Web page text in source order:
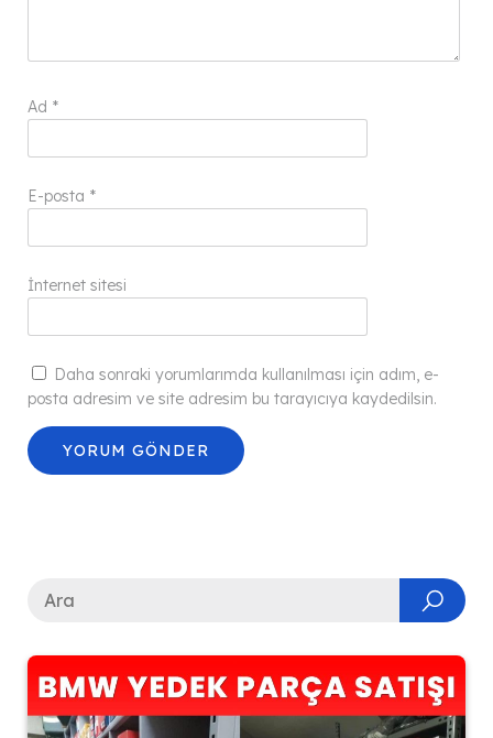
Ad *
E-posta *
İnternet sitesi
Daha sonraki yorumlarımda kullanılması için adım, e-
posta adresim ve site adresim bu tarayıcıya kaydedilsin.